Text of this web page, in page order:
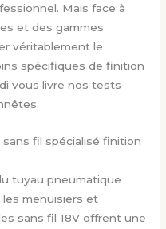
Mais face à
et des gammes
véritablement le
spécifiques de finition
vous livre nos tests
fil spécialisé finition
tuyau pneumatique
menuisiers et
sans fil 18V offrent une